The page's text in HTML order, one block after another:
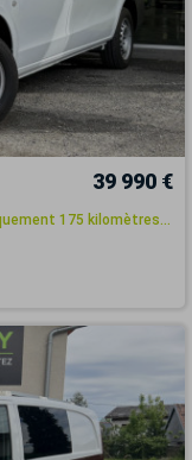
39 990 €
175 kilomètres...